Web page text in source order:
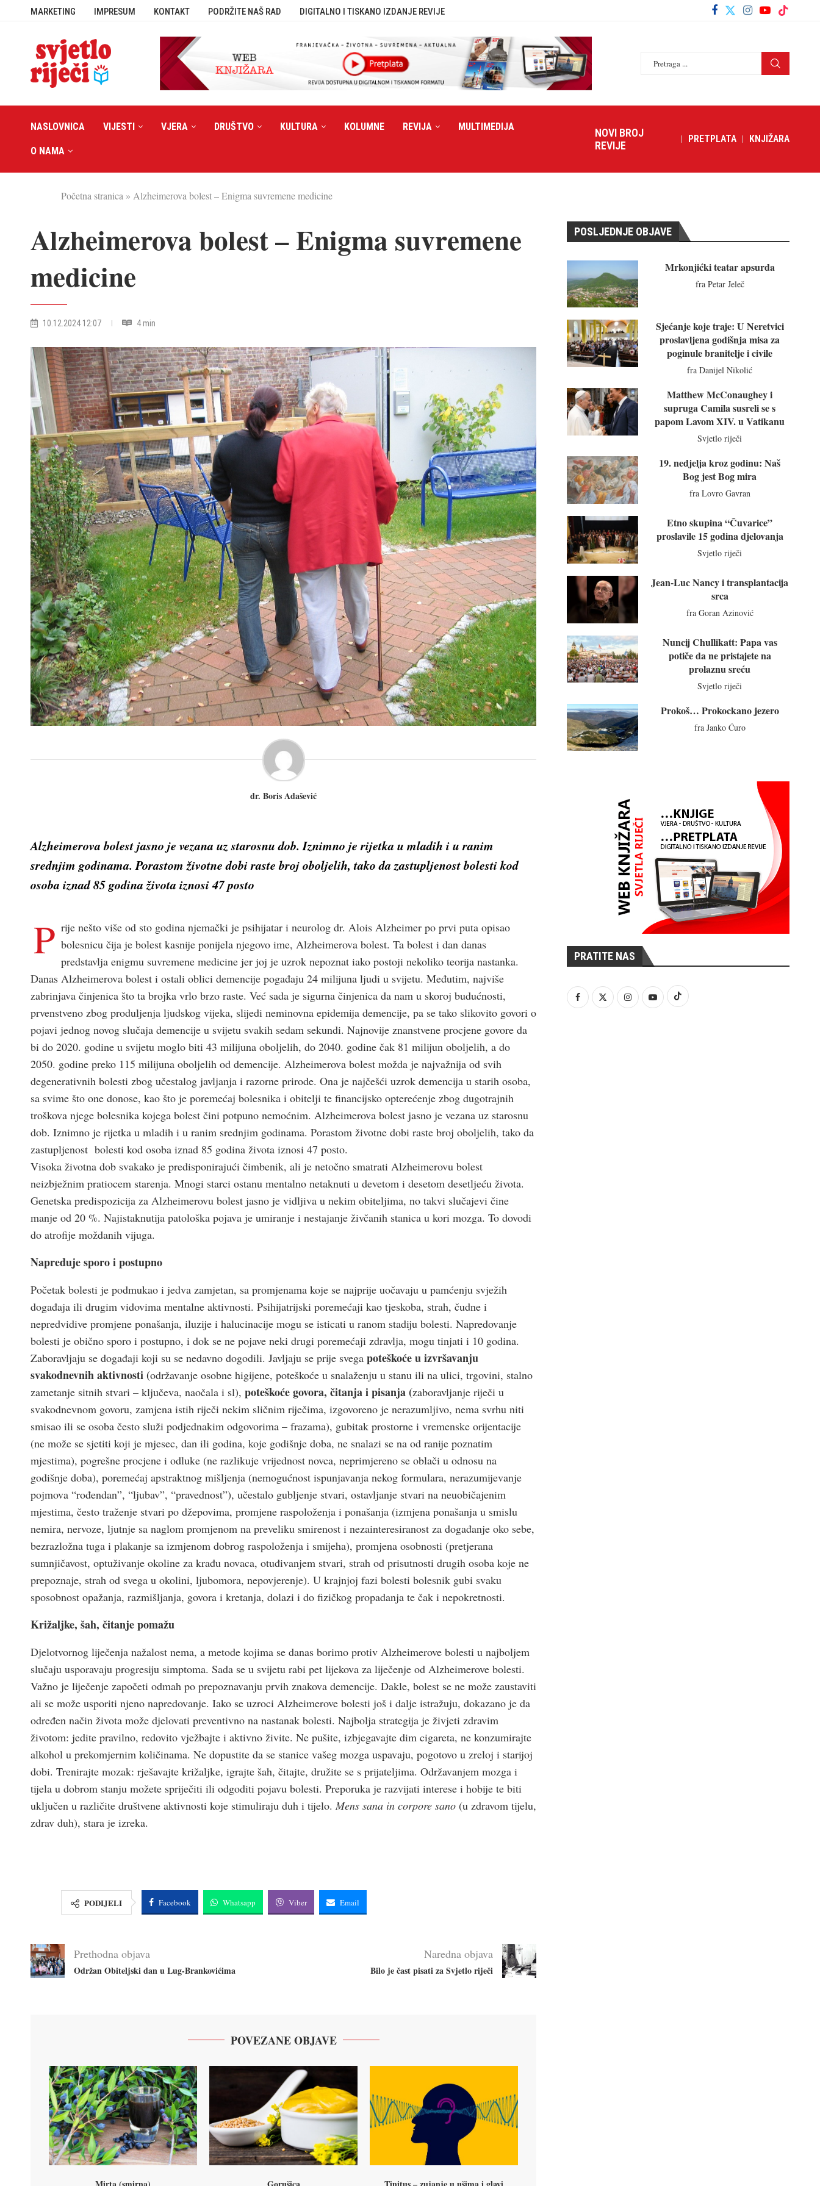
MARKETING IMPRESUM KONTAKT PODRŽITE NAŠ RAD DIGITALNO I TISKANO IZDANJE REVIJE
NASLOVNICA VIJESTI VJERA DRUŠTVO KULTURA KOLUMNE REVIJA MULTIMEDIJA
O NAMA
NOVI BROJ
REVIJE
PRETPLATA KNJIŽARA
Početna stranica » Alzheimerova bolest – Enigma suvremene medicine
Alzheimerova bolest – Enigma suvremene
medicine
10.12.2024 12:07 4 min
dr. Boris Adašević
Alzheimerova bolest jasno je vezana uz starosnu dob. Iznimno je rijetka u mladih i u ranim
srednjim godinama. Porastom životne dobi raste broj oboljelih, tako da zastupljenost bolesti kod
osoba iznad 85 godina života iznosi 47 posto
P rije nešto više od sto godina njemački je psihijatar i neurolog dr. Alois Alzheimer po prvi puta opisao
bolesnicu čija je bolest kasnije ponijela njegovo ime, Alzheimerova bolest. Ta bolest i dan danas
predstavlja enigmu suvremene medicine jer joj je uzrok nepoznat iako postoji nekoliko teorija nastanka.
Danas Alzheimerova bolest i ostali oblici demencije pogađaju 24 milijuna ljudi u svijetu. Međutim, najviše
zabrinjava činjenica što ta brojka vrlo brzo raste. Već sada je sigurna činjenica da nam u skoroj budućnosti,
prvenstveno zbog produljenja ljudskog vijeka, slijedi neminovna epidemija demencije, pa se tako slikovito govori o
pojavi jednog novog slučaja demencije u svijetu svakih sedam sekundi. Najnovije znanstvene procjene govore da
bi do 2020. godine u svijetu moglo biti 43 milijuna oboljelih, do 2040. godine čak 81 milijun oboljelih, a do
2050. godine preko 115 milijuna oboljelih od demencije. Alzheimerova bolest možda je najvažnija od svih
degenerativnih bolesti zbog učestalog javljanja i razorne prirode. Ona je najčeš­ći uzrok demencija u starih osoba,
sa svime što one donose, kao što je poremećaj bolesnika i obitelji te financijsko opterećenje zbog dugotrajnih
troškova njege bolesnika kojega bolest čini potpuno nemoćnim. Alzheimerova bolest jasno je vezana uz starosnu
dob. Iznimno je rijetka u mladih i u ranim srednjim godinama. Porastom životne dobi raste broj oboljelih, tako da
zastupljenost bolesti kod osoba iznad 85 godina života iznosi 47 posto.
Visoka životna dob svakako je predisponirajući čimbenik, ali je netočno smatrati Alzheimerovu bolest
neizbježnim pratiocem starenja. Mnogi starci ostanu mentalno netaknuti u devetom i desetom desetljeću života.
Genetska predispozicija za Alzheimerovu bolest jasno je vidljiva u nekim obiteljima, no takvi slučajevi čine
manje od 20 %. Najistaknutija patološka pojava je umiranje i nestajanje živčanih stanica u kori mozga. To dovodi
do atrofije moždanih vijuga.
Napreduje sporo i postupno
Početak bolesti je podmukao i jedva zamjetan, sa promjenama koje se najprije uočavaju u pamćenju svježih
događaja ili drugim vidovima mentalne aktivnosti. Psihijatrijski poremećaji kao tjeskoba, strah, čudne i
nepredvidive promjene ponašanja, iluzije i halucinacije mogu se isticati u ranom stadiju bolesti. Napredovanje
bolesti je obično sporo i postupno, i dok se ne pojave neki drugi poremećaji zdravlja, mogu tinjati i 10 godina.
Zaboravljaju se događaji koji su se nedavno dogodili. Javljaju se prije svega poteškoće u izvršavanju
svakodnevnih aktivnosti (održavanje osobne higijene, poteškoće u snalaženju u stanu ili na ulici, trgovini, stalno
zametanje sitnih stvari – ključeva, naočala i sl), poteškoće govora, čitanja i pisanja(zaboravljanje riječi u
svakodnevnom govoru, zamjena istih riječi nekim sličnim riječima, izgovoreno je nerazumljivo, nema svrhu niti
smisao ili se osoba često služi podjednakim odgovorima – frazama), gubitak prostorne i vremenske orijentacije
(ne može se sjetiti koji je mjesec, dan ili godina, koje godišnje doba, ne snalazi se na od ranije poznatim
mjestima), pogrešne procjene i odluke (ne razlikuje vrijednost novca, neprimjereno se oblači u odnosu na
godišnje doba), poremećaj apstraktnog mišljenja (nemogućnost ispunjavanja nekog formulara, nerazumijevanje
pojmova “rođendan”, “ljubav”, “pravednost”), učestalo gubljenje stvari, ostavljanje stvari na neuobičajenim
mjestima, često traženje stvari po džepovima, promjene raspoloženja i ponašanja (izmjena ponašanja u smislu
nemira, nervoze, ljutnje sa naglom promjenom na preveliku smirenost i nezainteresiranost za događanje oko sebe,
bezrazložna tuga i plakanje sa izmjenom dobrog raspoloženja i smijeha), promjena osobnosti (pretjerana
sumnjičavost, optuživanje okoline za krađu novaca, otuđivanjem stvari, strah od prisutnosti drugih osoba koje ne
prepoznaje, strah od svega u okolini, ljubomora, nepovjerenje). U krajnjoj fazi bolesti bolesnik gubi svaku
sposobnost opažanja, razmišljanja, govora i kretanja, dolazi i do fizičkog propadanja te čak i nepokretnosti.
Križaljke, šah, čitanje pomažu
Djelotvornog liječenja nažalost nema, a metode kojima se danas borimo protiv Alzheimerove bolesti u najboljem
slučaju usporavaju progresiju simptoma. Sada se u svijetu rabi pet lijekova za liječenje od Alzheimerove bolesti.
Važno je liječenje započeti odmah po prepoznavanju prvih znakova demencije. Dakle, bolest se ne može zaustaviti
ali se može usporiti njeno napredovanje. Iako se uzroci Alzheimerove bolesti još i dalje istražuju, dokazano je da
određen način života može djelovati preventivno na nastanak bolesti. Najbolja strategija je živjeti zdravim
životom: jedite pravilno, redovito vježbajte i aktivno živite. Ne pušite, izbjegavajte dim cigareta, ne konzumirajte
alkohol u prekomjernim količinama. Ne dopustite da se stanice vašeg mozga uspavaju, pogotovo u zreloj i starijoj
dobi. Trenirajte mozak: rješavajte križaljke, igrajte šah, čitajte, družite se s prijateljima. Održavanjem mozga i
tijela u dobrom stanju možete spriječiti ili odgoditi pojavu bolesti. Preporuka je razvijati interese i hobije te biti
uključen u različite društvene aktivnosti koje stimuliraju duh i tijelo. Mens sana in corpore sano (u zdravom tijelu,
zdrav duh), stara je izreka.
PODIJELI Facebook Whatsapp Viber Email
Prethodna objava
Održan Obiteljski dan u Lug-Brankovićima
Naredna objava
Bilo je čast pisati za Svjetlo riječi
POVEZANE OBJAVE
POSLJEDNJE OBJAVE
Mrkonjićki teatar apsurda
fra Petar Jeleč
Sjećanje koje traje: U Neretvici
proslavljena godišnja misa za
poginule branitelje i civile
fra Danijel Nikolić
Matthew McConaughey i
supruga Camila susreli se s
papom Lavom XIV. u Vatikanu
Svjetlo riječi
19. nedjelja kroz godinu: Naš
Bog jest Bog mira
fra Lovro Gavran
Etno skupina “Čuvarice”
proslavile 15 godina djelovanja
Svjetlo riječi
Jean-Luc Nancy i transplantacija
srca
fra Goran Azinović
Nuncij Chullikatt: Papa vas
potiče da ne pristajete na
prolaznu sreću
Svjetlo riječi
Prokoš… Prokockano jezero
fra Janko Ćuro
PRATITE NAS